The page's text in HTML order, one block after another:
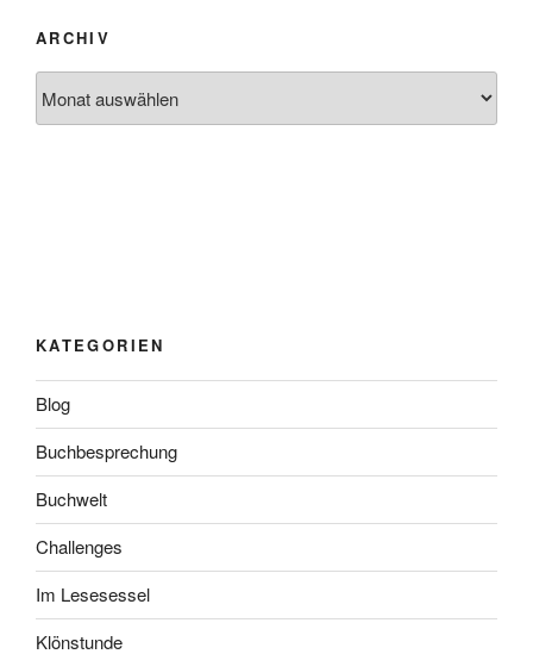
ARCHIV
KATEGORIEN
Blog
Buchbesprechung
Buchwelt
Challenges
Im Lesesessel
Klönstunde